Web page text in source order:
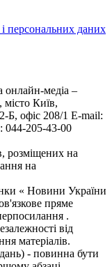
і персональних даних
онлайн-медіа –
Київ,
офіс 208/1 E-mail:
044-205-43-00
розміщених на
на
« Новини України
пряме
.
від
матеріалів.
- повинна бути